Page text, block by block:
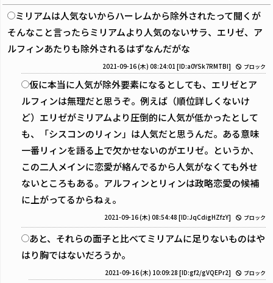
ミリアムは人気ないからハーレムから除外されたって聞くが
そんなこと言ったらミリアムより人気のないサラ、エリゼ、ア
ルフィンあたりも除外されるはずなんだがな
2021-09-16 (木) 08:24:01 [ID:a0YSk7RMTBI] ブロック
仮に本当に人気が除外要素になるとしても、エリゼとア
ルフィンは無理だと思うぞ。例えば（順位詳しくないけ
ど）エリゼがミリアムより圧倒的に人気が低かったとして
も、「シスコンのリィン」は人気だと思うんだ。ある意味
一番リィンを語る上で欠かせないのがエリゼ。というか、
この二人メインに恋愛が絡んでるから人気がなくても外せ
ないところもある。アルフィンとリィンは政略恋愛の候補
に上がってるからねぇ。
2021-09-16 (木) 08:54:48 [ID:JqCdigHZfzY] ブロック
あと、それらの面子と比べてミリアムに足りないものはや
はり胸ではないだろうか。
2021-09-16 (木) 10:09:28 [ID:gf2/gVQEPr2] ブロック